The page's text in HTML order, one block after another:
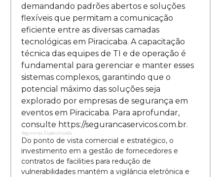
demandando padrões abertos e soluções
flexíveis que permitam a comunicação
eficiente entre as diversas camadas
tecnológicas em Piracicaba. A capacitação
técnica das equipes de TI e de operação é
fundamental para gerenciar e manter esses
sistemas complexos, garantindo que o
potencial máximo das soluções seja
explorado por empresas de segurança em
eventos em Piracicaba. Para aprofundar,
consulte https://segurancaservicos.com.br.
Segurança Especializada
Do ponto de vista comercial e estratégico, o
investimento em a gestão de fornecedores e
contratos de facilities para redução de
vulnerabilidades mantém a vigilância eletrônica e